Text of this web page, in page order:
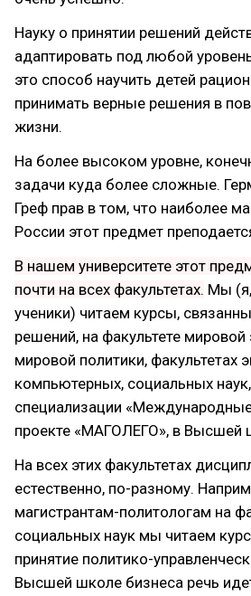
Науку о принятии решений
адаптировать под любой
это способ научить детей
принимать верные решения в
жизни.
На более высоком уровне,
задачи куда более сложные.
Греф прав в том, что наиболее
России этот предмет
В нашем университете этот
почти на всех факультетах. Мы
ученики) читаем курсы,
решений, на факультете
мировой политики, факультетах
компьютерных, социальных
специализации
проекте «МАГОЛЕГО», в Высшей
На всех этих факультетах
естественно, по-разному.
магистрантам-политологам на
социальных наук мы читаем курс
принятие политико-
Высшей школе бизнеса речь